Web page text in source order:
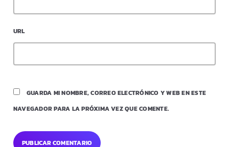
URL
GUARDA MI NOMBRE, CORREO ELECTRÓNICO Y WEB EN ESTE
NAVEGADOR PARA LA PRÓXIMA VEZ QUE COMENTE.